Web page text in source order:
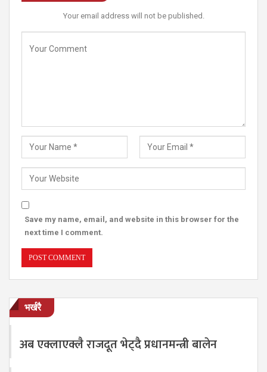
Your email address will not be published.
Save my name, email, and website in this browser for the
next time I comment.
भर्खरै
अब एक्लाएक्लै राजदूत भेट्दै प्रधानमन्त्री बालेन